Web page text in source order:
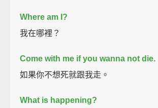
Where am I?
我在哪裡？
Come with me if you wanna not die.
如果你不想死就跟我走。
What is happening?